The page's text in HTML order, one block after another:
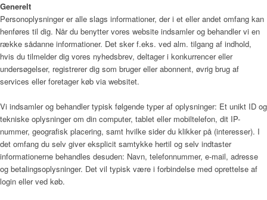
Menu
Generelt
Personoplysninger er alle slags informationer, der i et eller andet omfang kan
henføres til dig. Når du benytter vores website indsamler og behandler vi en
række sådanne informationer. Det sker f.eks. ved alm. tilgang af indhold,
hvis du tilmelder dig vores nyhedsbrev, deltager i konkurrencer eller
undersøgelser, registrerer dig som bruger eller abonnent, øvrig brug af
services eller foretager køb via websitet.
Vi indsamler og behandler typisk følgende typer af oplysninger: Et unikt ID og
tekniske oplysninger om din computer, tablet eller mobiltelefon, dit IP-
nummer, geografisk placering, samt hvilke sider du klikker på (interesser). I
det omfang du selv giver eksplicit samtykke hertil og selv indtaster
informationerne behandles desuden: Navn, telefonnummer, e-mail, adresse
og betalingsoplysninger. Det vil typisk være i forbindelse med oprettelse af
login eller ved køb.